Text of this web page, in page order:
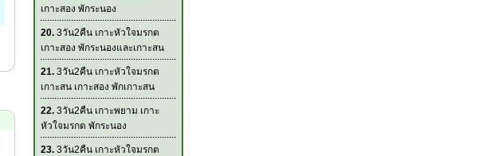
เกาะสอง พักระนอง
20. 3วัน2คืน เกาะหัวใจมรกต
เกาะสอง พักระนองและเกาะสน
21. 3วัน2คืน เกาะหัวใจมรกต
เกาะสน เกาะสอง พักเกาะสน
22. 3วัน2คืน เกาะพยาม เกาะ
หัวใจมรกต พักระนอง
23. 3วัน2คืน เกาะหัวใจมรกต